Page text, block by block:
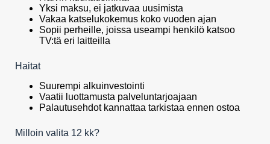
Yksi maksu, ei jatkuvaa uusimista
Vakaa katselukokemus koko vuoden ajan
Sopii perheille, joissa useampi henkilö katsoo
TV:tä eri laitteilla
Haitat
Suurempi alkuinvestointi
Vaatii luottamusta palveluntarjoajaan
Palautusehdot kannattaa tarkistaa ennen ostoa
Milloin valita 12 kk?